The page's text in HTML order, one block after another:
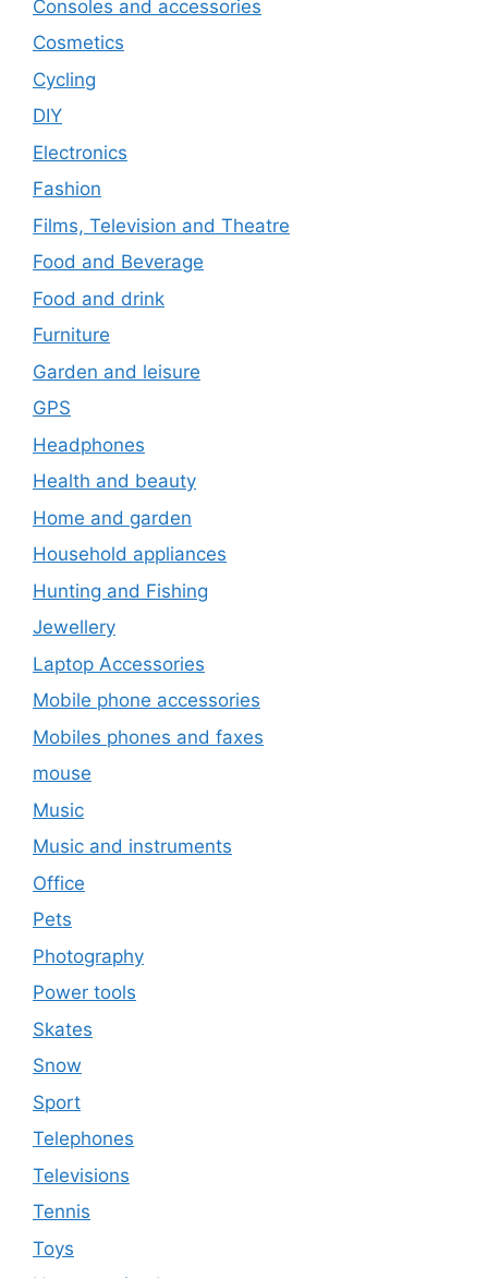
Consoles and accessories
Cosmetics
Cycling
DIY
Electronics
Fashion
Films, Television and Theatre
Food and Beverage
Food and drink
Furniture
Garden and leisure
GPS
Headphones
Health and beauty
Home and garden
Household appliances
Hunting and Fishing
Jewellery
Laptop Accessories
Mobile phone accessories
Mobiles phones and faxes
mouse
Music
Music and instruments
Office
Pets
Photography
Power tools
Skates
Snow
Sport
Telephones
Televisions
Tennis
Toys